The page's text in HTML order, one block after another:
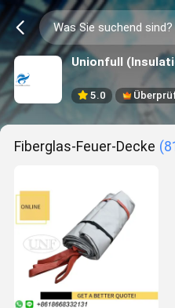
Unionfull
5.0
Fiberglas-Feuer-Decke